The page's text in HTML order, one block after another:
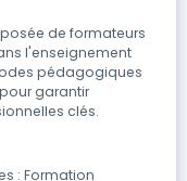
de formateurs
l'enseignement
pédagogiques
garantir
clés.
: Formation